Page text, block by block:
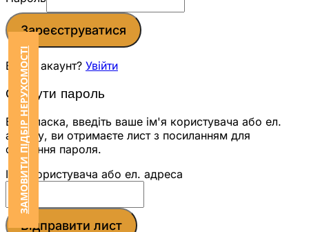
ЗАМОВИТИ ПІДБІР НЕРУХОМОСТІ
Зареєструватися
Вже є акаунт? Увійти
Скинути пароль
Будь ласка, введіть ваше ім'я користувача або ел.
адресу, ви отримаєте лист з посиланням для
скидання пароля.
Ім'я користувача або ел. адреса
Відправити лист